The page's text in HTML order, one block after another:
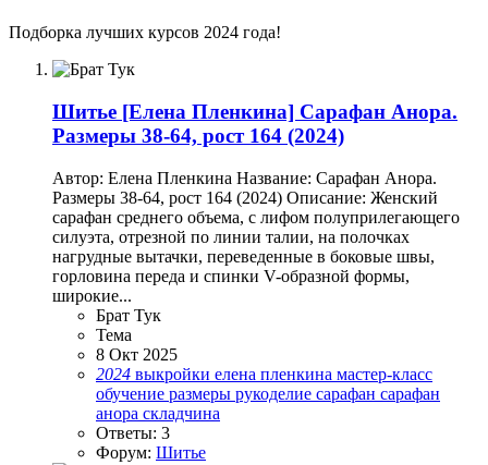
Подборка лучших курсов 2024 года!
Шитье [Елена Пленкина] Сарафан Анора.
Размеры 38-64, рост 164 (2024)
Автор: Елена Пленкина Название: Сарафан Анора.
Размеры 38-64, рост 164 (2024) Описание: Женский
сарафан среднего объема, с лифом полуприлегающего
силуэта, отрезной по линии талии, на полочках
нагрудные вытачки, переведенные в боковые швы,
горловина переда и спинки V-образной формы,
широкие...
Брат Тук
Тема
8 Окт 2025
2024 выкройки елена пленкина мастер-класс
обучение размеры рукоделие сарафан сарафан
анора складчина
Ответы: 3
Форум: Шитье